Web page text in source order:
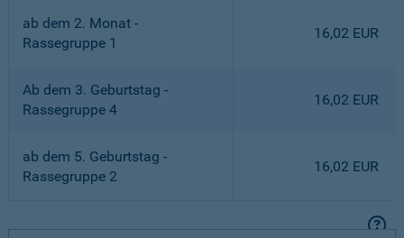
ab dem 2. Monat -
Rassegruppe 1
16,02 EUR
Ab dem 3. Geburtstag -
Rassegruppe 4
16,02 EUR
ab dem 5. Geburtstag -
Rassegruppe 2
16,02 EUR